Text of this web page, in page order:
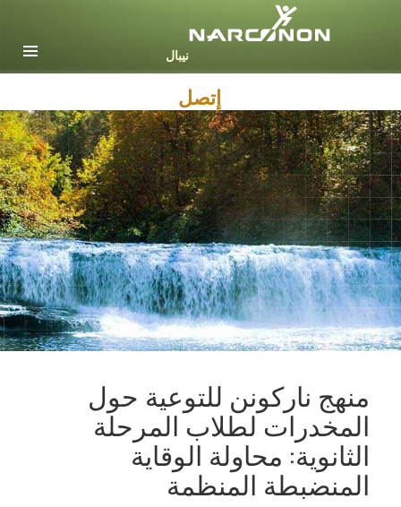
Czech
Turkish
جميع المناطق / اللغات
إتصل
منهج ناركونن للتوعية حول
المخدرات لطلاب المرحلة
الثانوية: محاولة الوقاية
المنضبطة المنظمة